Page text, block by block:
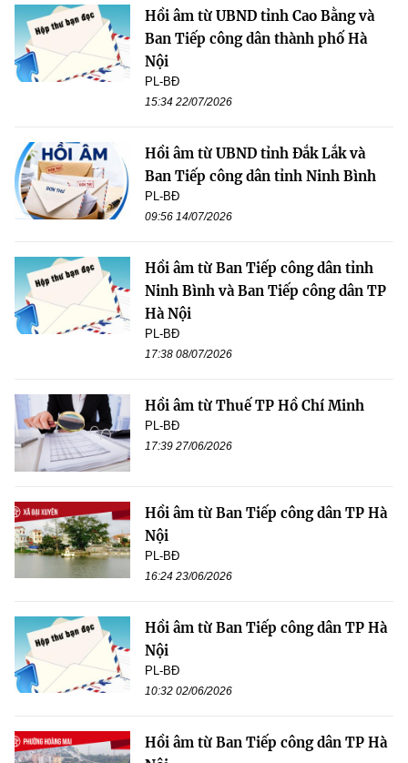
Hồi âm từ UBND tỉnh Cao Bằng và
Ban Tiếp công dân thành phố Hà
Nội
PL-BĐ
15:34 22/07/2026
Hồi âm từ UBND tỉnh Đắk Lắk và
Ban Tiếp công dân tỉnh Ninh Bình
PL-BĐ
09:56 14/07/2026
Hồi âm từ Ban Tiếp công dân tỉnh
Ninh Bình và Ban Tiếp công dân TP
Hà Nội
PL-BĐ
17:38 08/07/2026
Hồi âm từ Thuế TP Hồ Chí Minh
PL-BĐ
17:39 27/06/2026
Hồi âm từ Ban Tiếp công dân TP Hà
Nội
PL-BĐ
16:24 23/06/2026
Hồi âm từ Ban Tiếp công dân TP Hà
Nội
PL-BĐ
10:32 02/06/2026
Hồi âm từ Ban Tiếp công dân TP Hà